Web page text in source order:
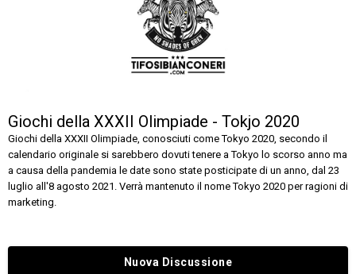
Giochi della XXXII Olimpiade - Tokjo 2020
Giochi della XXXII Olimpiade, conosciuti come Tokyo 2020, secondo il
calendario originale si sarebbero dovuti tenere a Tokyo lo scorso anno ma
a causa della pandemia le date sono state posticipate di un anno, dal 23
luglio all'8 agosto 2021. Verrà mantenuto il nome Tokyo 2020 per ragioni di
marketing.
Nuova Discussione